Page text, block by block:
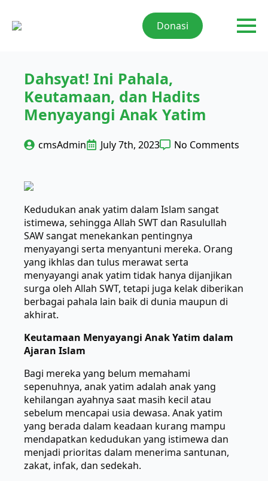
Donasi
Dahsyat! Ini Pahala,
Keutamaan, dan Hadits
Menyayangi Anak Yatim
cmsAdmin July 7th, 2023 No Comments
Kedudukan anak yatim dalam Islam sangat
istimewa, sehingga Allah SWT dan Rasulullah
SAW sangat menekankan pentingnya
menyayangi serta menyantuni mereka. Orang
yang ikhlas dan tulus merawat serta
menyayangi anak yatim tidak hanya dijanjikan
surga oleh Allah SWT, tetapi juga kelak diberikan
berbagai pahala lain baik di dunia maupun di
akhirat.
Keutamaan Menyayangi Anak Yatim dalam
Ajaran Islam
Bagi mereka yang belum memahami
sepenuhnya, anak yatim adalah anak yang
kehilangan ayahnya saat masih kecil atau
sebelum mencapai usia dewasa. Anak yatim
yang berada dalam keadaan kurang mampu
mendapatkan kedudukan yang istimewa dan
menjadi prioritas dalam menerima santunan,
zakat, infak, dan sedekah.